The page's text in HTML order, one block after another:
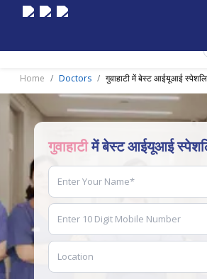
Home Doctors गुवाहाटी में बेस्ट आईयूआई
गुवाहाटीमें बेस्ट आईयूआई